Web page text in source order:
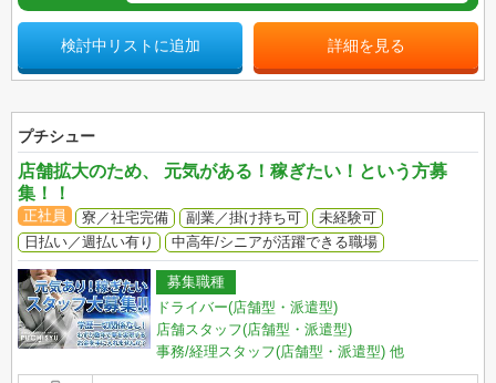
検討中リストに追加 詳細を見る
プチシュー
店舗拡大のため、 元気がある！稼ぎたい！という方募
集！！
正社員 寮／社宅完備 副業／掛け持ち可
未経験可
日払い／週払い有り
中高年/シニアが活躍できる職場
募集職種
ドライバー(店舗型・派遣型)
店舗スタッフ(店舗型・派遣型)
事務/経理スタッフ(店舗型・派遣型) 他